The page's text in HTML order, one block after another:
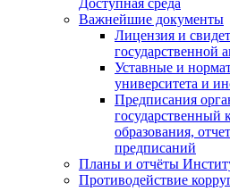
Доступная среда
Важнейшие документы
Лицензия и
государственной
Уставные и
университета и
Предписания
государственный
образования,
предписаний
Планы и отчёты
Противодействие